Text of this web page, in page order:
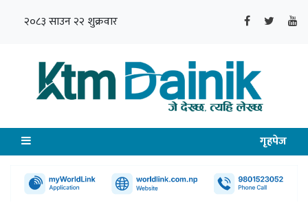
२०८३ साउन २२ शुक्रवार
गृहपेज